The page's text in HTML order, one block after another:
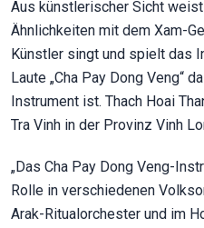
Aus künstlerischer Sicht weist
Ähnlichkeiten mit dem Xam-
Künstler singt und spielt das
Laute „Cha Pay Dong Veng“
Instrument ist. Thach Hoai
Tra Vinh in der Provinz Vinh
„Das Cha Pay Dong Veng-
Rolle in verschiedenen
Arak-Ritualorchester und im